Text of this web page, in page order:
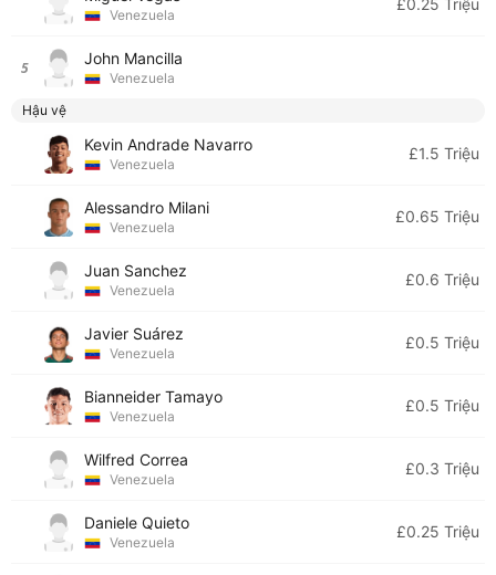
Venezuela
£0.25 Triệu
5 John Mancilla
Venezuela
Hậu vệ
Kevin Andrade Navarro
Venezuela
£1.5 Triệu
Alessandro Milani
Venezuela
£0.65 Triệu
Juan Sanchez
Venezuela
£0.6 Triệu
Javier Suárez
Venezuela
£0.5 Triệu
Bianneider Tamayo
Venezuela
£0.5 Triệu
Wilfred Correa
Venezuela
£0.3 Triệu
Daniele Quieto
Venezuela
£0.25 Triệu